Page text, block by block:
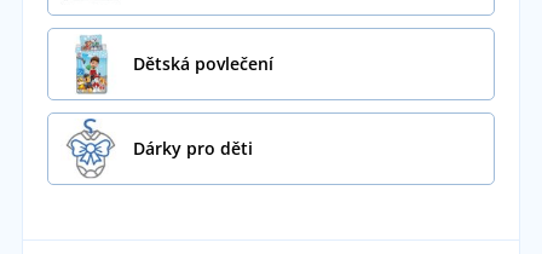
Dětská povlečení
Dárky pro děti